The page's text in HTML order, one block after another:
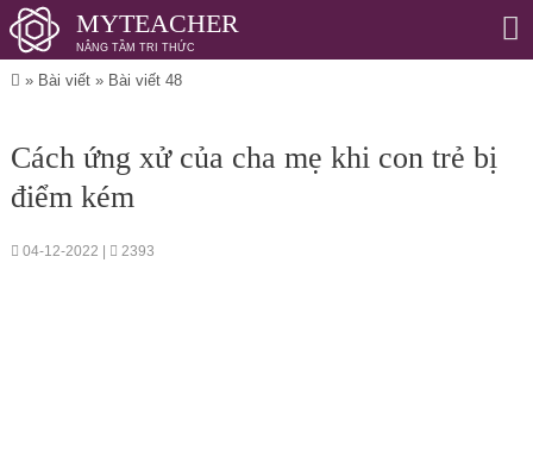
MYTEACHER
NÂNG TẦM TRI THỨC
» Bài viết» Bài viết 48
Cách ứng xử của cha mẹ khi con trẻ bị
điểm kém
04-12-2022 | 2393